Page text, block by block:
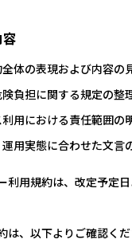
※発
合
意
ア 男の子用 Sサイズ
参考上代
体の表現および内容の
負担に関する規定の整
用における責任範囲の
用実態に合わせた文言
利用規約は、改定予定
は、以下よりご確認くだ